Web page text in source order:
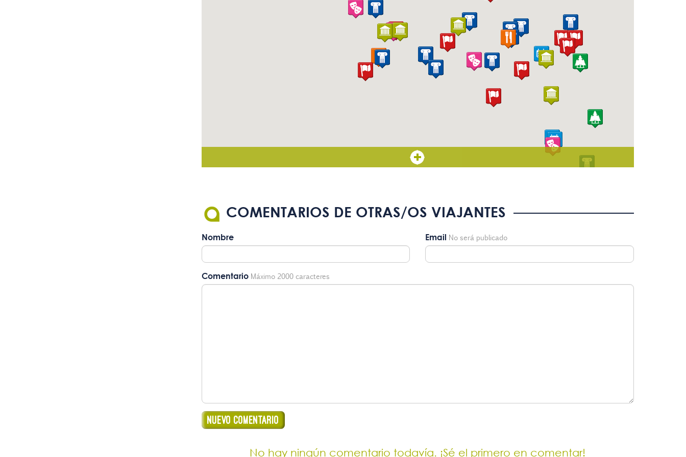
COMENTARIOS DE OTRAS/OS VIAJANTES
Nombre Email No será publicado
Comentario Máximo 2000 caracteres
No hay ningún comentario todavía. ¡Sé el primero en comentar!